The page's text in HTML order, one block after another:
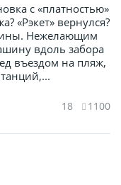
с «платностью»
«Рэкет» вернулся?
Нежелающим
вдоль забора
въездом на пляж,
18 1100